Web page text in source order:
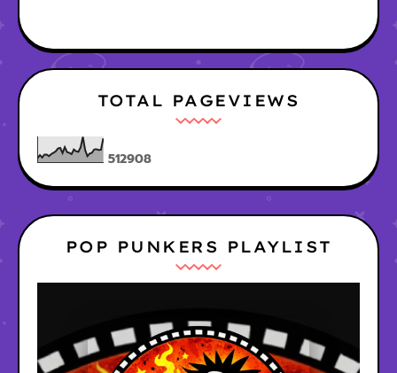
TOTAL PAGEVIEWS
512908
POP PUNKERS PLAYLIST